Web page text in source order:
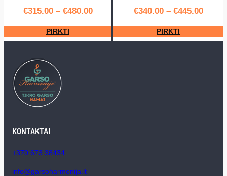
€315.00– €480.00
PIRKTI
€340.00– €445.00
PIRKTI
KONTAKTAI
+370 673 38434
info@garsoharmonija.lt